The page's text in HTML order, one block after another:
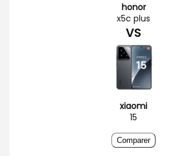
honor
x5c plus
VS
xiaomi
15
Comparer